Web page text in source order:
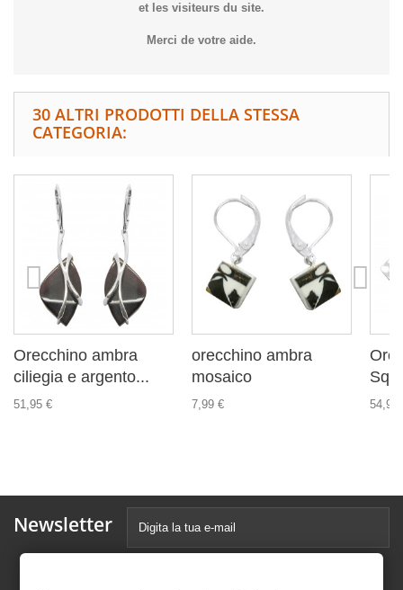
et les visiteurs du site.
Merci de votre aide.
30 ALTRI PRODOTTI DELLA STESSA
CATEGORIA:
Orecchino ambra
ciliegia e argento...
51,95 €
orecchino ambra
mosaico
7,99 € 54,99
Newsletter